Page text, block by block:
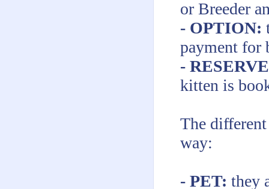
or Breeder
- OPTION:
payment for
-
kitten is
The
way:
- PET: they